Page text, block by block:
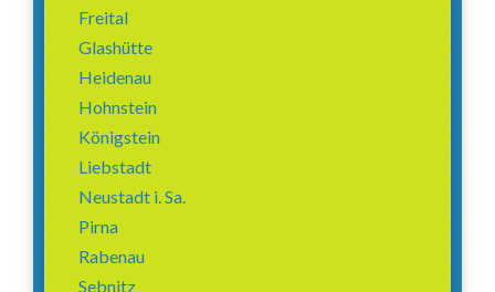
Freital
Glashütte
Heidenau
Hohnstein
Königstein
Liebstadt
Neustadt i. Sa.
Pirna
Rabenau
Sebnitz